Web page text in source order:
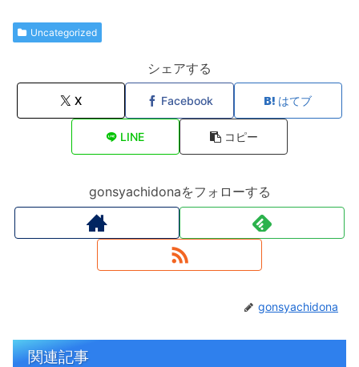
Uncategorized
シェアする
X Facebook はてブ
LINE コピー
gonsyachidonaをフォローする
gonsyachidona
関連記事